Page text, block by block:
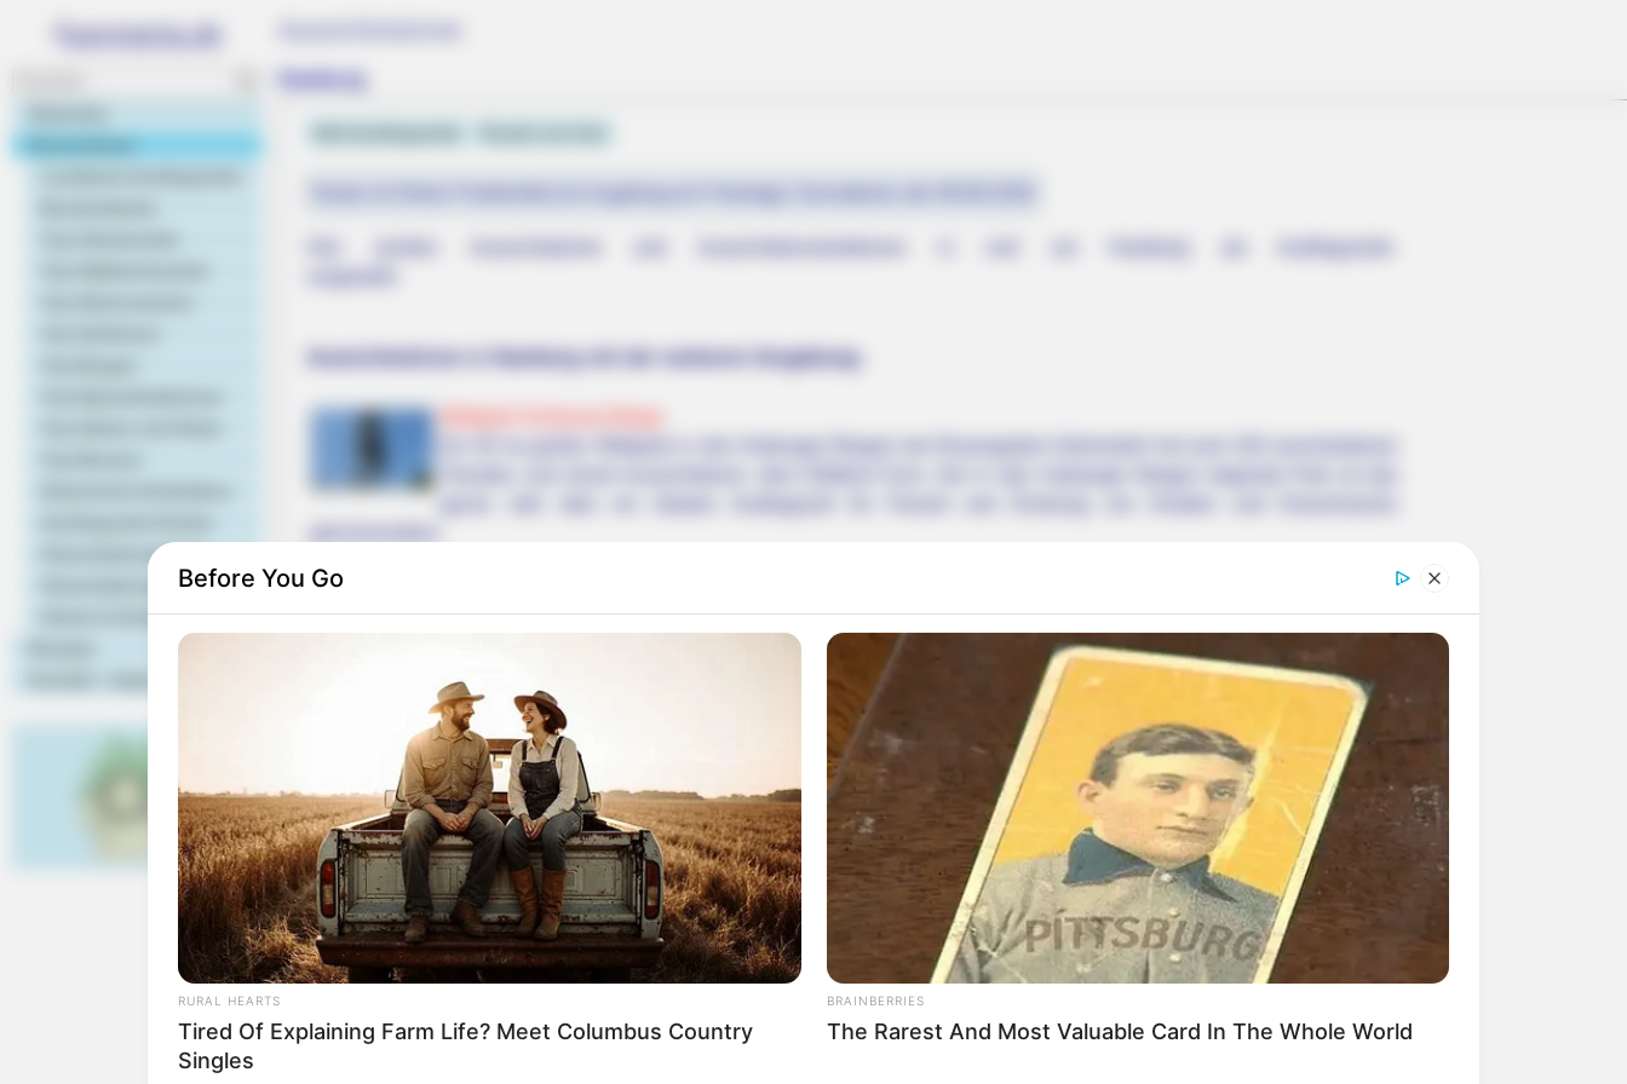
Aussichtstürme in Hamburg mit der weiteren Umgebung:
Links zu Aussichtstürmen und weiteren Ausflugszielen in und um Hamburg:
Hier geht es zu allen Freizeitangeboten, Ausflugszielen und Sehenswürdigkeiten in und um
Kostenlose Reiseführer
Sehenswürdigkeiten in Deutschland statt Aussichtstürme:
Veranstaltungstipps
Veranstaltung eintragen
Hotels & Unterkünfte
Before You Go
RURAL HEARTS
Tired Of Explaining Farm Life? Meet Columbus Country
Singles
BRAINBERRIES
The Rarest And Most Valuable Card In The Whole World
The Popular Drink That's Silently Destroying Your Brain
Cells (Most People Have It Daily)
A Hidden City Under Greenland Ice
Shocked Scientists!
What Engineers Found At Rushmore
Changes History
MFH
Willie Nelson's House Will Leave You
Speechless - Take A Look